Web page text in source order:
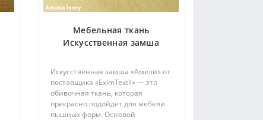
Мебельная ткань
Искусственная замша
Искусственная замша «Амели» от
поставщика «EximTextil» — это
обивочная ткань, которая
прекрасно подойдет для мебели
пышных форм. Основой